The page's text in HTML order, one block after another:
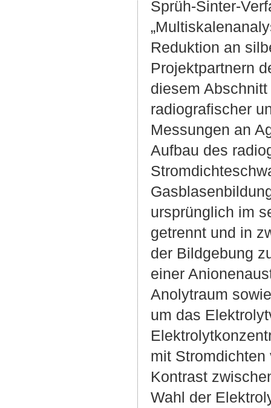
Sprüh-Sinter-
Reduktion an
Projektpartnern
diesem
radiografischer
Messungen an
Aufbau des
ursprünglich im
getrennt und in
der Bildgebung
einer
Anolytraum
um das
mit
Kontrast
Wahl der